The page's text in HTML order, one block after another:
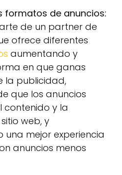
formatos de anuncios:
de un partner de
ofrece diferentes
aumentando y
en que ganas
la publicidad,
que los anuncios
contenido y la
web, y
mejor experiencia
anuncios menos